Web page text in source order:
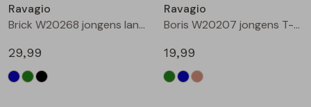
Ravagio
Brick W20268 jongens lange broek Zwart
29,99
Ravagio
Boris W20207 jongens T-shirt lm Groen donker
19,99